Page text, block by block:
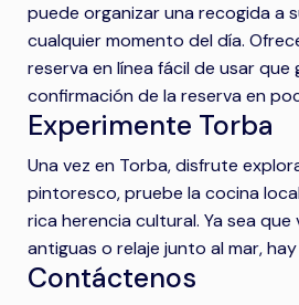
puede organizar una recogida a
cualquier momento del día.
reserva en línea fácil de usar que
confirmación de la reserva en
Experimente Torba
Una vez en Torba, disfrute
pintoresco, pruebe la cocina
rica herencia cultural. Ya sea que
antiguas o relaje junto al mar,
Contáctenos